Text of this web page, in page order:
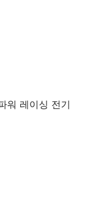
워 레이싱 전기